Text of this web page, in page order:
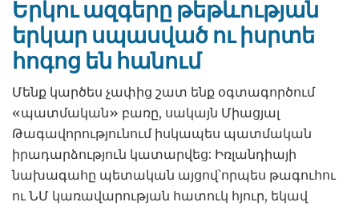
Երկու ազգերը թեթևության
երկար սպասված ու իսրտե
հոգոց են հանում
Մենք կարծես չափից շատ ենք օգտագործում
«պատմական» բառը, սակայն Միացյալ
Թագավորությունում իսկապես պատմական
իրադարձություն կատարվեց: Իռլանդիայի
նախագահը պետական այցով՝որպես թագուհու
ու ՆՄ կառավարության հատուկ հյուր, եկավ